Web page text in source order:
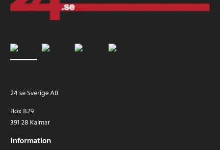
24 se Sverige AB
Box 829
391 28 Kalmar
Information